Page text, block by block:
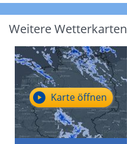
Weitere Wetterkarten
Karte öffnen